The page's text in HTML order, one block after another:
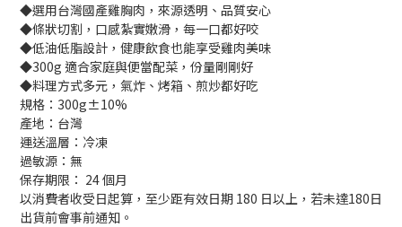
◆選用台灣國產雞胸肉，來源透明、品質安心
◆條狀切割，口感紮實嫩滑，每一口都好咬
◆低油低脂設計，健康飲食也能享受雞肉美味
◆300g 適合家庭與便當配菜，份量剛剛好
◆料理方式多元，氣炸、烤箱、煎炒都好吃
規格：300g±10%
產地：台灣
運送溫層：冷凍
過敏源：無
保存期限： 24 個月
以消費者收受日起算，至少距有效日期 180 日以上，若未達180日
出貨前會事前通知。